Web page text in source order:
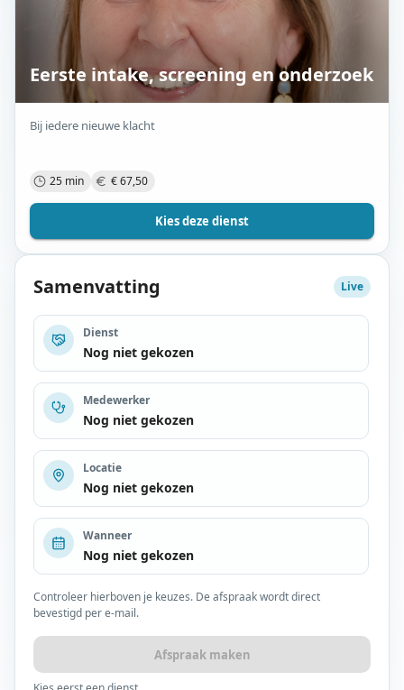
Eerste intake, screening en onderzoek
Bij iedere nieuwe klacht
25 min € 67,50
Kies deze dienst
Samenvatting Live
Dienst
Nog niet gekozen
Medewerker
Nog niet gekozen
Locatie
Nog niet gekozen
Wanneer
Nog niet gekozen
Controleer hierboven je keuzes. De afspraak wordt direct
bevestigd per e-mail.
Afspraak maken